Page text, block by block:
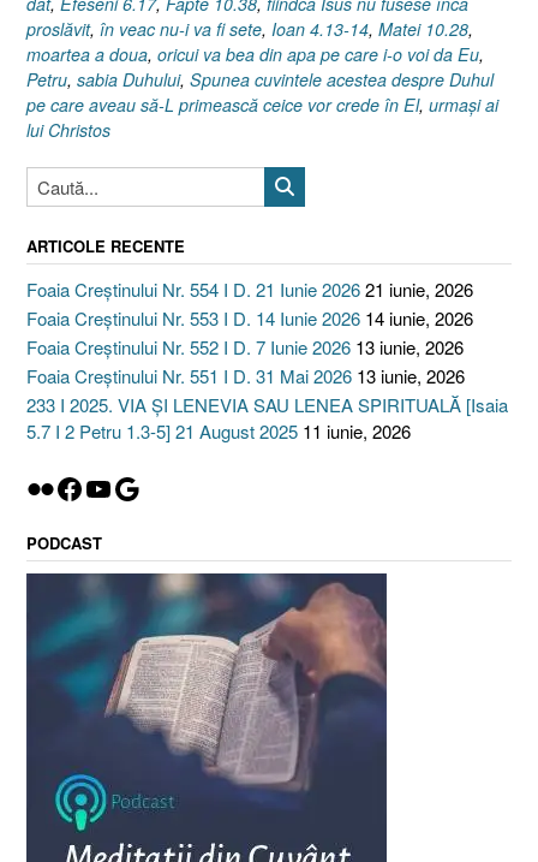
proslăvit, în veac nu-i va fi sete, Ioan 4.13-14, Matei 10.28,
moartea a doua, oricui va bea din apa pe care i-o voi da Eu,
Petru, sabia Duhului, Spunea cuvintele acestea despre Duhul
pe care aveau să-L primească ceice vor crede în El, urmaşi ai
lui Christos
ARTICOLE RECENTE
Foaia Creștinului Nr. 554 I D. 21 Iunie 202621 iunie, 2026
Foaia Creștinului Nr. 553 I D. 14 Iunie 2026 14 iunie, 2026
Foaia Creștinului Nr. 552 I D. 7 Iunie 2026 13 iunie, 2026
Foaia Creștinului Nr. 551 I D. 31 Mai 2026 13 iunie, 2026
233 I 2025. VIA ȘI LENEVIA SAU LENEA SPIRITUALĂ [Isaia
5.7 I 2 Petru 1.3-5] 21 August 2025 11 iunie, 2026
Flickr
Facebook
YouTube
Google
PODCAST